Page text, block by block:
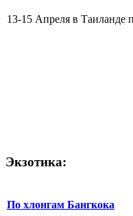
13-15 Апреля в Таиланде
Экзотика:
По хлонгам Бангкока